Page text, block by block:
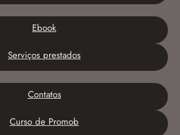
Ebook
Serviços prestados
Contatos
Curso de Promob